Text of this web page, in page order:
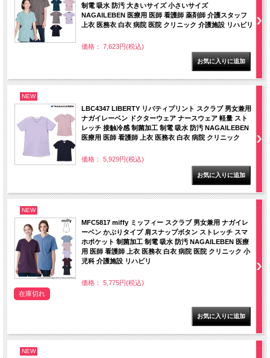
制電 吸水 防汚 大きいサイズ 小さいサイズ
NAGAILEBEN 医療用 医師 看護師 薬剤師 介護スタッフ
上衣 医務衣 白衣 病院 医院 クリニック 介護施設 リハビリ
価格： 7,623円(税込)
NEW
LBC4347 LIBERTY リバティプリント スクラブ 男女兼用
ナガイレーベン ドクターウェア ナースウェア 軽量 スト
レッチ 接触冷感 制菌加工 制電 吸水 防汚 NAGAILEBEN
医療用 医師 看護師 上衣 医務衣 白衣 病院 クリニック
価格： 5,929円(税込)
NEW
MFC5817 miffy ミッフィー スクラブ 男女兼用 ナガイレ
ーベン かぶりタイプ 肩スナップボタン ストレッチ スマ
ホポケット 制菌加工 制電 吸水 防汚 NAGAILEBEN 医療
用 医師 看護師 上衣 医務衣 白衣 病院 医院 クリニック 小
児科 介護施設 リハビリ
価格： 5,775円(税込)
在庫切れ
NEW